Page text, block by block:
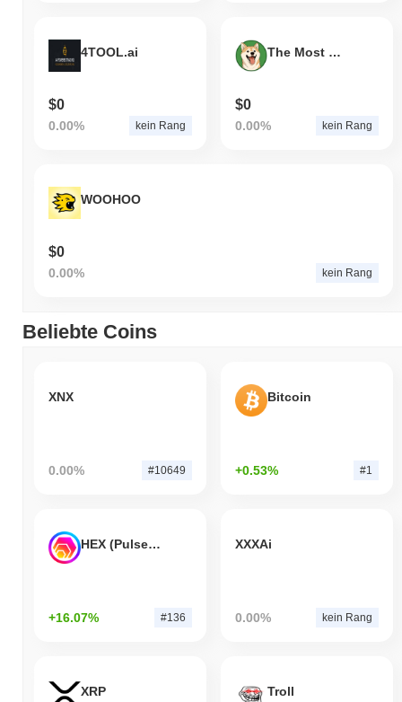
4TOOL.ai
$0
0.00% kein Rang
The Most Expensive Shiba Inu
$0
0.00% kein Rang
WOOHOO
$0
0.00% kein Rang
Beliebte Coins
XNX
0.00% #10649
Bitcoin
+0.53% #1
HEX (Pulsechain)
+16.07% #136
XXXAi
0.00% kein Rang
XRP Troll